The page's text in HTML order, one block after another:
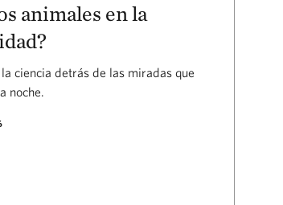
animales en la
ciencia detrás de las miradas que
noche.